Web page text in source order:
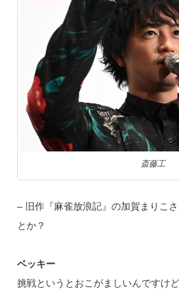
斎藤工
– 旧作『麻雀放浪記』の加賀まりこ
とか？
ベッキー
挑戦というとおこがましいんですけ